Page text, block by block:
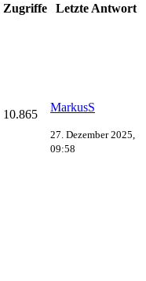
Zugriffe Letzte Antwort
10.865
MarkusS
27. Dezember 2025,
09:58